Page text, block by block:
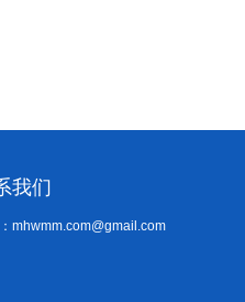
我们
mhwmm.com@gmail.com